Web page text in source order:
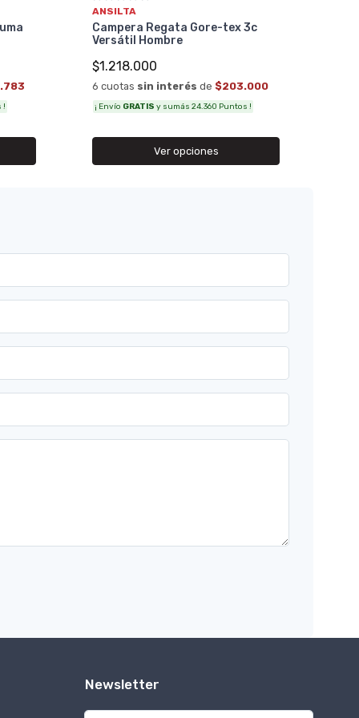
!
ANSILTA
Campera Regata Gore-tex 3c
Versátil Hombre
$1.218.000
6 cuotas sin interés de $203.000
¡ Envío GRATIS y sumás 24.360 Puntos !
Ver opciones
Newsletter